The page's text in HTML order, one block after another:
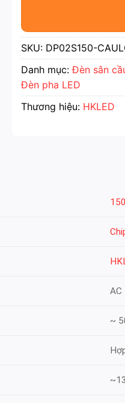
SKU: DP02S150-
Danh mục:Đèn sân
Đèn pha LED
Thương hiệu: HKLED
AC
~